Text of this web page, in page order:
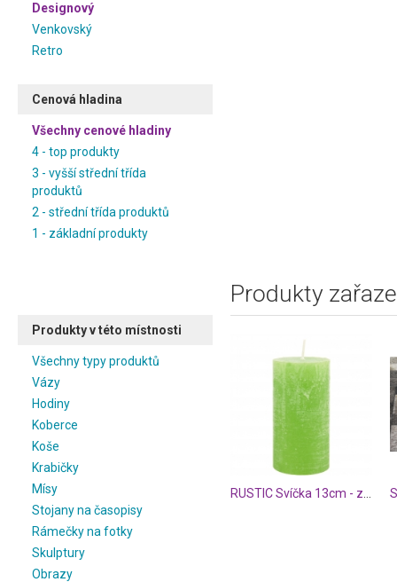
Designový
Venkovský
Retro
Cenová hladina
Všechny cenové hladiny
4 - top produkty
3 - vyšší střední třída
produktů
2 - střední třída produktů
1 - základní produkty
Produkty v této místnosti
Všechny typy produktů
Vázy
Hodiny
Koberce
Koše
Krabičky
Mísy
Stojany na časopisy
Rámečky na fotky
Skulptury
Obrazy
Produkty